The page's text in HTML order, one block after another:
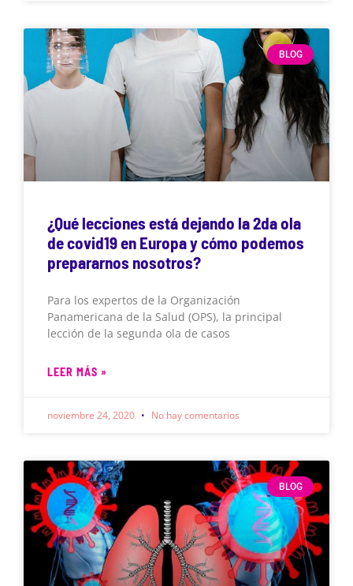
BLOG
¿Qué lecciones está dejando la 2da ola
de covid19 en Europa y cómo podemos
prepararnos nosotros?
Para los expertos de la Organización
Panamericana de la Salud (OPS), la principal
lección de la segunda ola de casos
LEER MÁS »
noviembre 24, 2020 No hay comentarios
BLOG